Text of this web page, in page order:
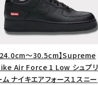
ションブランドから探す
24.0cm～30.5cm】Supreme
Air Force 1 Low シュプリ
ム ナイキエアフォース１スニー